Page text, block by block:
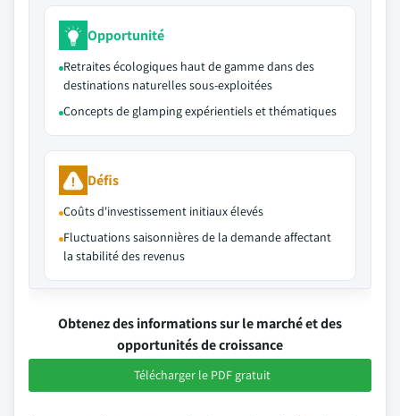
Opportunité
Retraites écologiques haut de gamme dans des
destinations naturelles sous-exploitées
Concepts de glamping expérientiels et thématiques
Défis
Coûts d'investissement initiaux élevés
Fluctuations saisonnières de la demande affectant
la stabilité des revenus
Obtenez des informations sur le marché et des
opportunités de croissance
Télécharger le PDF gratuit